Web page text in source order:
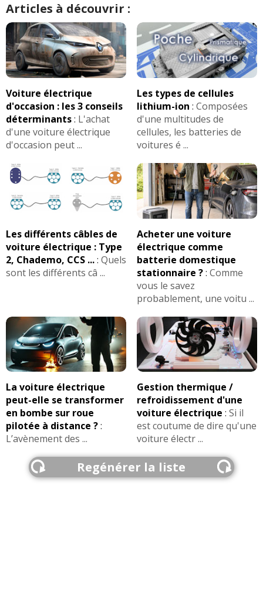
Articles à découvrir :
Voiture électrique
d'occasion : les 3 conseils
déterminants: L'achat
d'une voiture électrique
d'occasion peut ...
Les types de cellules
lithium-ion : Composées
d'une multitudes de
cellules, les batteries de
voitures é ...
Les différents câbles de
voiture électrique : Type
2, Chademo, CCS ...: Quels
sont les différents câ ...
Acheter une voiture
électrique comme
batterie domestique
stationnaire ?: Comme
vous le savez
probablement, une voitu ...
La voiture électrique
peut-elle se transformer
en bombe sur roue
pilotée à distance ?:
L’avènement des ...
Gestion thermique /
refroidissement d'une
voiture électrique : Si il
est coutume de dire qu'une
voiture électr ...
Regénérer la liste